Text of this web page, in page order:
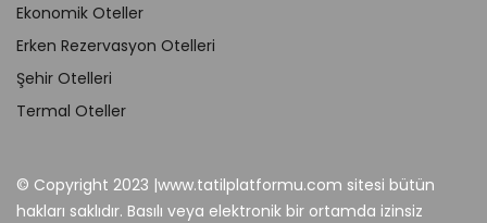
Ekonomik Oteller
Erken Rezervasyon Otelleri
Şehir Otelleri
Termal Oteller
© Copyright 2023 |www.tatilplatformu.com sitesi bütün
hakları saklıdır. Basılı veya elektronik bir ortamda izinsiz